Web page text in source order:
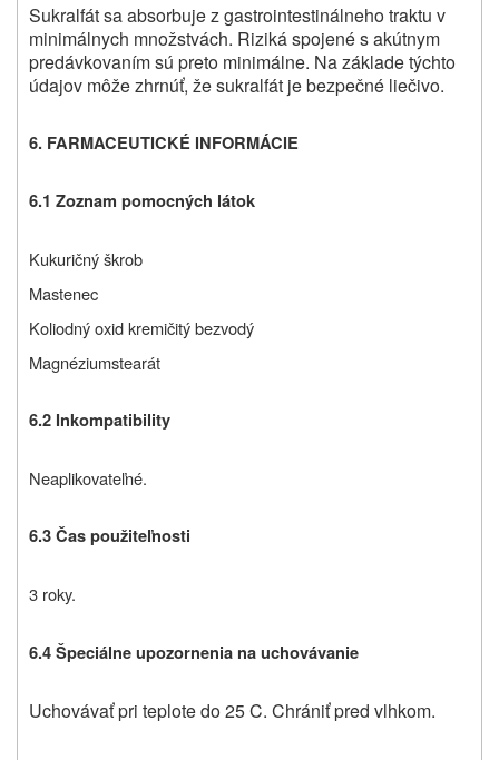
Sukralfát sa absorbuje z gastrointestinálneho traktu v
minimálnych množstvách. Riziká spojené s akútnym
predávkovaním sú preto minimálne. Na základe týchto
údajov môže zhrnúť, že sukralfát je bezpečné liečivo.
6. FARMACEUTICKÉ INFORMÁCIE
6.1 Zoznam pomocných látok
Kukuričný škrob
Mastenec
Koliodný oxid kremičitý bezvodý
Magnéziumstearát
6.2 Inkompatibility
Neaplikovateľné.
6.3 Čas použiteľnosti
3 roky.
6.4 Špeciálne upozornenia na uchovávanie
Uchovávať pri teplote do 25 C. Chrániť pred vlhkom.